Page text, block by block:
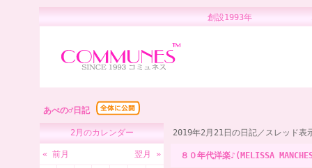
創設1993年 コ
あべの♂日記
2月のカレンダー
« 前月
翌月 »
2019年2月21日の日記／スレッド表
８０年代洋楽♪(MELISSA